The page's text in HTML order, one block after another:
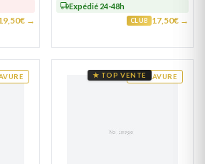
→
Expédié 24-48h
CLUB 17,50€ →
GRAVURE
★ TOP VENTE